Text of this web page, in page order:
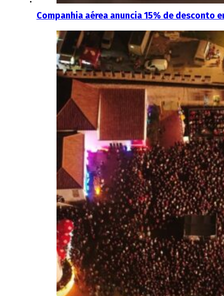
Companhia aérea anuncia 15% de desconto